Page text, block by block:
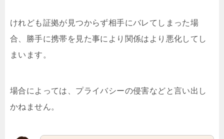
けれども証拠が見つからず相手にバレてしまった場
合、勝手に携帯を見た事により関係はより悪化してし
まいます。
場合によっては、プライバシーの侵害などと言い出し
かねません。